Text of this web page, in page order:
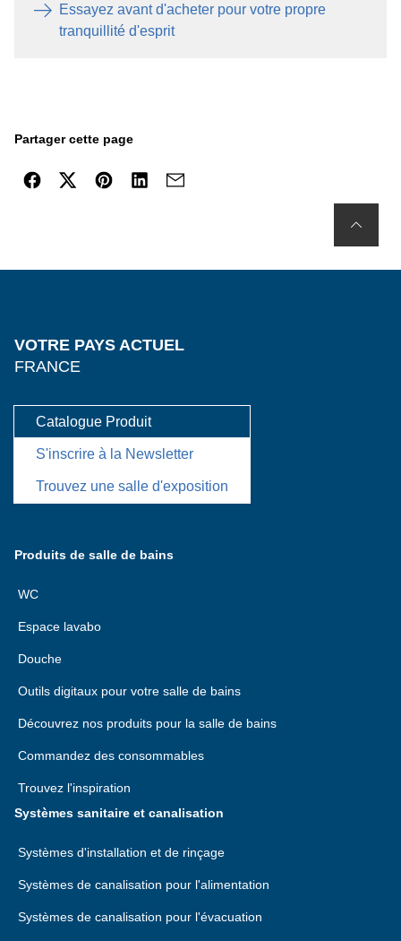
Essayez avant d'acheter pour votre propre
tranquillité d'esprit
Partager cette page
VOTRE PAYS ACTUEL
FRANCE
Catalogue Produit
S'inscrire à la Newsletter
Trouvez une salle d'exposition
Produits de salle de bains
WC
Espace lavabo
Douche
Outils digitaux pour votre salle de bains
Découvrez nos produits pour la salle de bains
Commandez des consommables
Trouvez l'inspiration
Systèmes sanitaire et canalisation
Systèmes d'installation et de rinçage
Systèmes de canalisation pour l'alimentation
Systèmes de canalisation pour l'évacuation